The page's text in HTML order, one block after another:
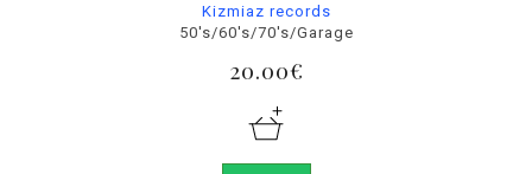
Kizmiaz records
50's/60's/70's/Garage
20.00€